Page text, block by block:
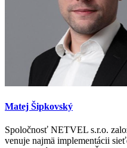
Matej Šipkovský
Spoločnosť NETVEL s.r.o.
venuje najmä implementácii